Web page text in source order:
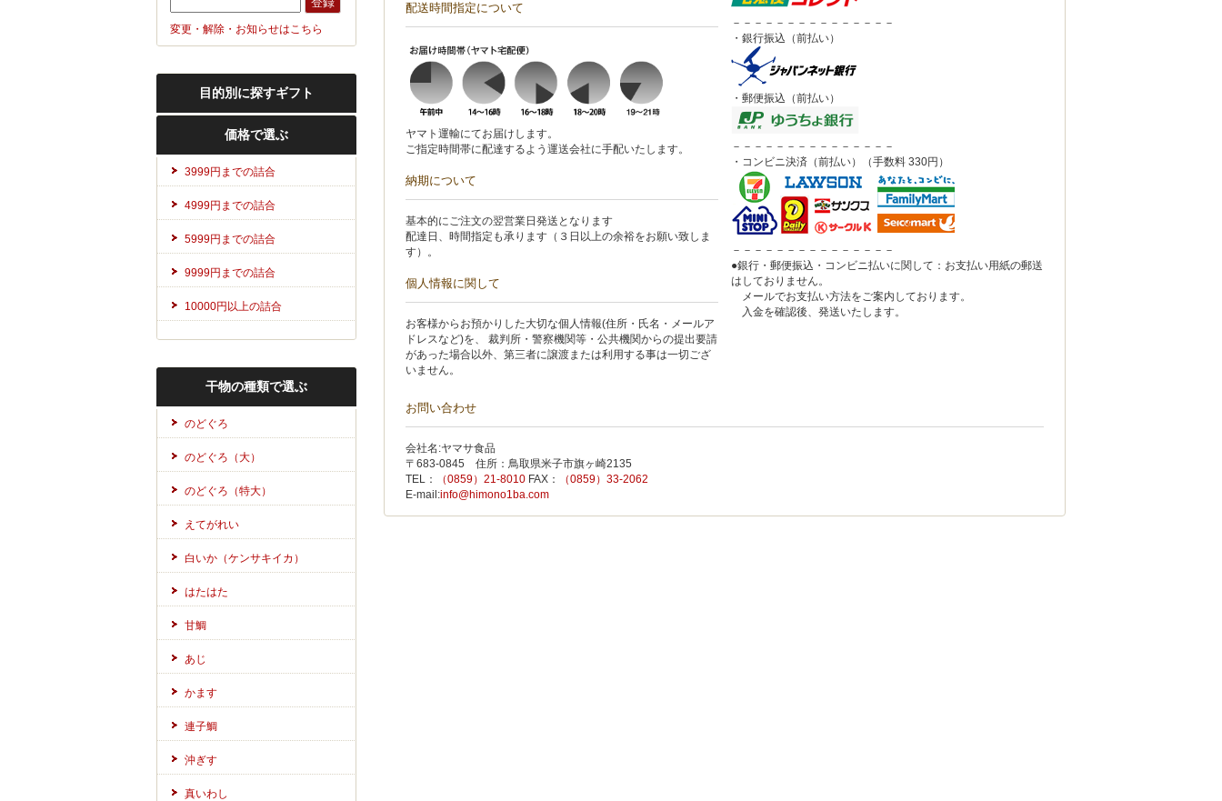
配送時間指定について
ヤマト運輸にてお届けします。
ご指定時間帯に配達するよう運送会社に手配いたします。
納期について
基本的にご注文の翌営業日発送となります
配達日、時間指定も承ります（３日以上の余裕をお願い致しま
す）。
個人情報に関して
お客様からお預かりした大切な個人情報(住所・氏名・メールア
ドレスなど)を、 裁判所・警察機関等・公共機関からの提出要請
があった場合以外、第三者に譲渡または利用する事は一切ござ
いません。
－－－－－－－－－－－－－－－
・銀行振込（前払い）
・郵便振込（前払い）
－－－－－－－－－－－－－－－
・コンビニ決済（前払い）（手数料 330円）
－－－－－－－－－－－－－－－
●銀行・郵便振込・コンビニ払いに関して：お支払い用紙の郵送
はしておりません。
メールでお支払い方法をご案内しております。
入金を確認後、発送いたします。
お問い合わせ
会社名:ヤマサ食品
〒683-0845 住所：鳥取県米子市旗ヶ崎2135
TEL：
（0859）21-8010 FAX：
（0859）33-2062
E-mail:info@himono1ba.com
変更・解除・お知らせはこちら
目的別に探すギフト
価格で選ぶ
3999円までの詰合
4999円までの詰合
5999円までの詰合
9999円までの詰合
10000円以上の詰合
干物の種類で選ぶ
のどぐろ
のどぐろ（大）
のどぐろ（特大）
えてがれい
白いか（ケンサキイカ）
はたはた
甘鯛
あじ
かます
連子鯛
沖ぎす
真いわし